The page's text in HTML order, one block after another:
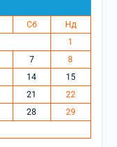
Сб
Нд
1
7
8
14
15
21
22
28
29